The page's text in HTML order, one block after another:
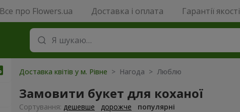
Все про Flowers.ua Доставка і оплата Гарантії якості
Доставка квітів у м. Рівне > Нагода > Люблю
Замовити букет для коханої
Сортування: дешевше дорожче популярні